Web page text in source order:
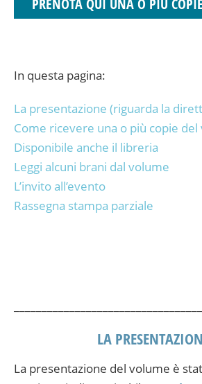
PRENOTA QUI UNA O PIÙ
In questa pagina:
La presentazione (riguarda la
Come ricevere una o più copie
Disponibile anche il libreria
Leggi alcuni brani dal volume
L’invito all’evento
Rassegna stampa parziale
LA
La presentazione del volume è